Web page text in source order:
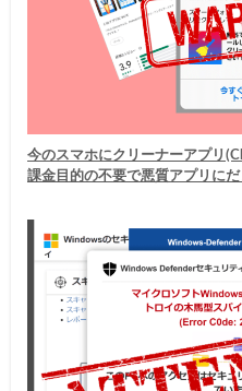
今のスマホにクリーナーアプリ
課金目的の不要で悪質アプリに